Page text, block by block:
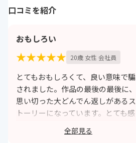
口コミを紹介
おもしろい
★★★★★ 20歳 女性 会社員
とてもおもしろくて、良い意味で騙
されました。作品の最後の最後に、
思い切った大どんでん返しがあるス
トーリーになっています。とても感
動してしまいました。そして繰り返
して読めば読むほど良さがどんどん
全部見る